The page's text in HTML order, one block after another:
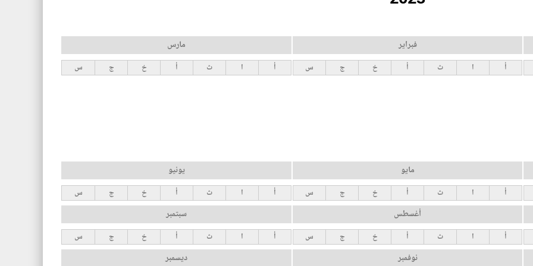
فبراير
أ ا ث أ خ ج س
مارس
أ ا ث أ خ ج س
مايو
أ ا ث أ خ ج س
يونيو
أ ا ث أ خ ج س
أغسطس
أ ا ث أ خ ج س
سبتمبر
أ ا ث أ خ ج س
نوفمبر ديسمبر